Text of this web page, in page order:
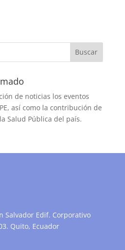
de noticias los eventos
así como la contribución de
Salud Pública del país.
Salvador Edif. Corporativo
Quito, Ecuador